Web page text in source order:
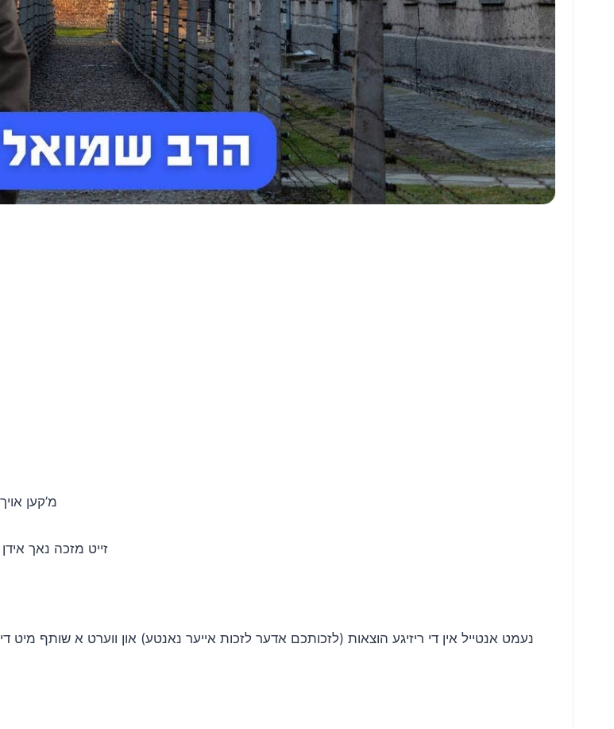
מ’קען
זייט מזכה נאך
נעמט אנטייל אין די ריזיגע הוצאות (לזכותכם אדער לזכות אייער נאנטע) און ווערט א שותף מיט די